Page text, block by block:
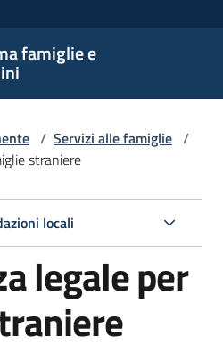
famiglie e
/ Servizi alle famiglie /
straniere
locali
legale per